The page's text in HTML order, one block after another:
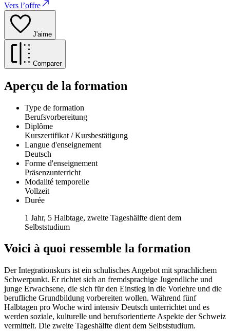
Vers l’offre
J'aime
Comparer
Aperçu de la formation
Type de formation
Berufsvorbereitung
Diplôme
Kurszertifikat / Kursbestätigung
Langue d'enseignement
Deutsch
Forme d'enseignement
Präsenzunterricht
Modalité temporelle
Vollzeit
Durée
1 Jahr, 5 Halbtage, zweite Tageshälfte dient dem
Selbststudium
Voici à quoi ressemble la formation
Der Integrationskurs ist ein schulisches Angebot mit sprachlichem
Schwerpunkt. Er richtet sich an fremdsprachige Jugendliche und
junge Erwachsene, die sich für den Einstieg in die Vorlehre und die
berufliche Grundbildung vorbereiten wollen. Während fünf
Halbtagen pro Woche wird intensiv Deutsch unterrichtet und es
werden soziale, kulturelle und berufsorientierte Aspekte der Schweiz
vermittelt. Die zweite Tageshälfte dient dem Selbststudium.